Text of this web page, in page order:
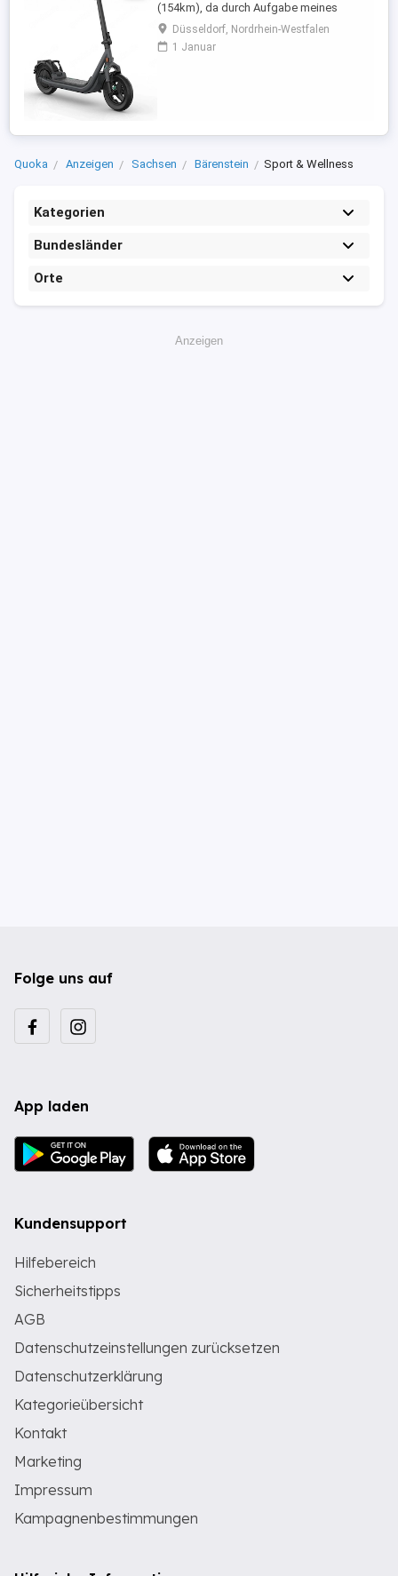
(154km), da durch Aufgabe meines
Wohmobils überflüssig. Der Scooter ist
im April 25 für 1638 gekauft worden und
hat noch bis zum April 27 Garantie.
Düsseldorf, Nordrhein-Westfalen
1 Januar
Quoka Anzeigen Sachsen Bärenstein Sport & Wellness
Kategorien
Bundesländer
Orte
Anzeigen
Folge uns auf
App laden
Kundensupport
Hilfebereich
Sicherheitstipps
AGB
Datenschutzeinstellungen zurücksetzen
Datenschutzerklärung
Kategorieübersicht
Kontakt
Marketing
Impressum
Kampagnenbestimmungen